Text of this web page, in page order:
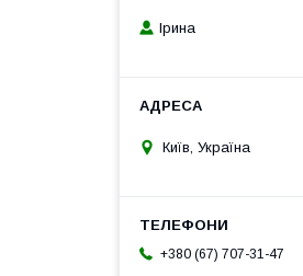
Ірина
Київ, Україна
+380 (67) 707-31-47